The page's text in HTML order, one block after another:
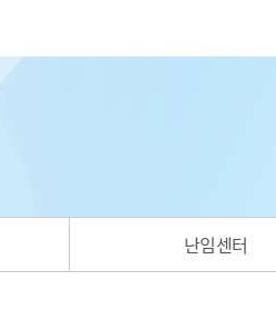
난임센터